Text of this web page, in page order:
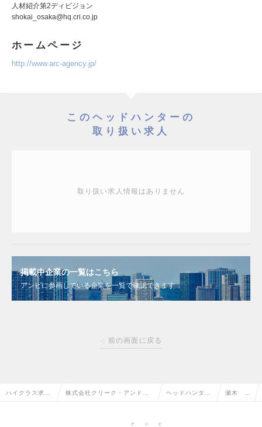
人材紹介第2ディビジョン
shokai_osaka@hq.cri.co.jp
ホームページ
http://www.arc-agency.jp/
このヘッドハンターの
取り扱い求人
取り扱い求人情報はありません
掲載中企業の一覧はこちら
アンビに参画している企業を一覧で確認できます
前の画面に戻る
ハイクラス求人 株式会社クリーク・アンド・ ヘッドハンター 瀬木 綾